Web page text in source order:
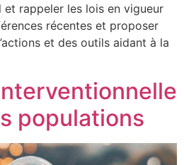
rappeler les lois en vigueur
récentes et proposer
et des outils aidant à la
populations